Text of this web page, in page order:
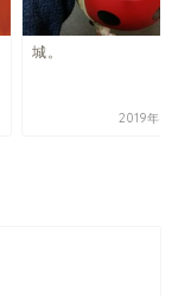
城。
2019年4